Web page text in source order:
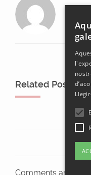
laura
Related Posts
Comments are